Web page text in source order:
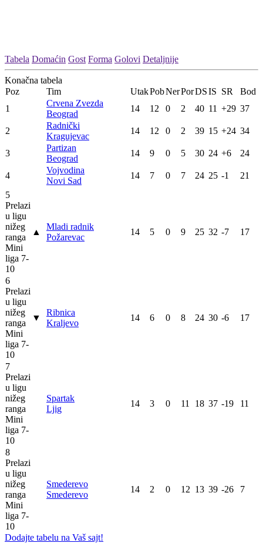
Tabela Domaćin Gost Forma Golovi Detaljnije
Konačna tabela
Poz
Tim UtakPobNerPorDSIS SR
Bod
1
Crvena Zvezda
Beograd
14 12 0 2 40 11 +29 37
2
Radnički
Kragujevac
14 12 0 2 39 15 +24 34
3
Partizan
Beograd
14 9 0 5 30 24 +6 24
4
Vojvodina
Novi Sad
14 7 0 7 24 25 -1
21
5
Prelazi
u ligu
nižeg
ranga
Mini
liga 7-
10
▲
Mladi radnik
Požarevac
14 5 0 9 25 32 -7 17
6
Prelazi
u ligu
nižeg
ranga
Mini
liga 7-
10
▼
Ribnica
Kraljevo
14 6 0 8 24 30 -6 17
7
Prelazi
u ligu
nižeg
ranga
Mini
liga 7-
10
Spartak
Ljig
14 3 0 11 18 37 -19 11
8
Prelazi
u ligu
nižeg
ranga
Mini
liga 7-
10
Smederevo
Smederevo
14 2 0 12 13 39 -26 7
Dodajte tabelu na Vaš sajt!